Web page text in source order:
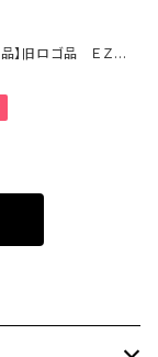
】旧ロゴ品 ＥＺＹ
オ４ デニム